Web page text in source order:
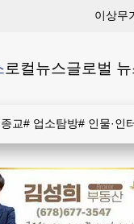
이상무
로컬뉴스글로벌
종교# 업소탐방# 인물·인